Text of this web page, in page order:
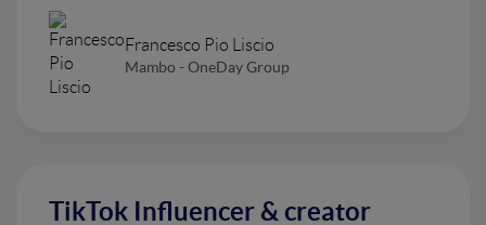
Francesco Pio Liscio
Mambo - OneDay Group
TikTok Influencer & creator